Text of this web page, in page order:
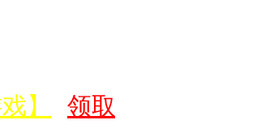
】 领取价值500元新